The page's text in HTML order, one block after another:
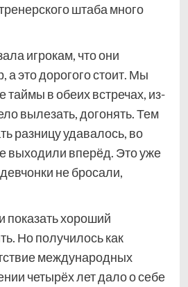
штаба много
игрокам, что они
а это дорогого стоит. Мы
в обеих встречах, из-
вылезать, догонять. Тем
разницу удавалось, во
выходили вперёд. Это уже
не бросали,
показать хороший
Но получилось как
международных
четырёх лет дало о себе